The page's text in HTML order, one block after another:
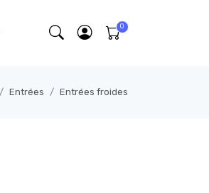
Entrées Entrées froides